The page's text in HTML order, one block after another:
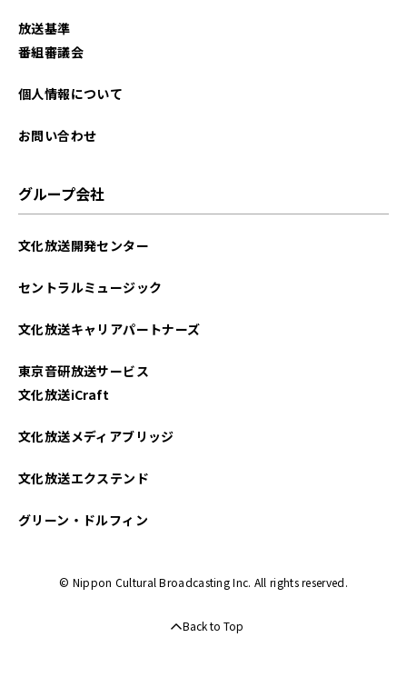
放送基準
番組審議会
個人情報について
お問い合わせ
グループ会社
文化放送開発センター
セントラルミュージック
文化放送キャリアパートナーズ
東京音研放送サービス
文化放送iCraft
文化放送メディアブリッジ
文化放送エクステンド
グリーン・ドルフィン
© Nippon Cultural Broadcasting Inc. All rights reserved.
Back to Top